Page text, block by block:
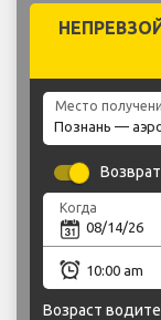
Место
Когда
Возраст